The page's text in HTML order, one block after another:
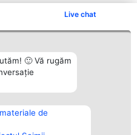
Live chat
🙂 Vă rugăm
deContact